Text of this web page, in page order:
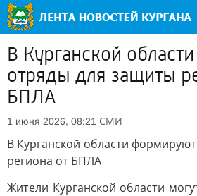
В Курганской
отряды для защиты
БПЛА
1 июня 2026, 08:21 СМИ
В Курганской области
региона от БПЛА
Жители Курганской области